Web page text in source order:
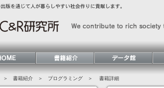
＞ 書籍紹介 ＞ プログラミング＞ 書籍詳細